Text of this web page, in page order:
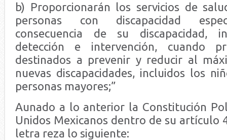
b) Proporcionarán los servicios de
personas con discapacidad
consecuencia de su discapacidad,
detección e intervención, cuando
destinados a prevenir y reducir al
nuevas discapacidades, incluidos los
personas mayores;”
Aunado a lo anterior la Constitución
Unidos Mexicanos dentro de su artículo
letra reza lo siguiente: